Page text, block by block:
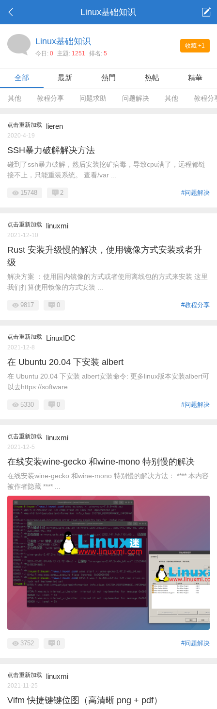
Linux基础知识
收藏 +1
Linux基础知识
今日: 0 主題: 1251 排名: 5
全部 最新 熱門 热帖 精華
其他 教程分享 问题求助 问题解决 其他 教程分
点击重新加载 lieren
2020-4-19
SSH暴力破解解决方法
碰到了ssh暴力破解，然后安装挖矿病毒，导致cpu满了，远程都链
接不上，只能重装系统。 查看/var ...
#问题解决
15748 2
点击重新加载 linuxmi
2021-12-10
Rust 安装升级慢的解决，使用镜像方式安装或者升
级
解决方案 ：使用国内镜像的方式或者使用离线包的方式来安装 这里
我们打算使用镜像的方式安装 ...
#教程分享
9817 0
点击重新加载 LinuxIDC
2021-12-8
在 Ubuntu 20.04 下安装 albert
在 Ubuntu 20.04 下安装 albert安装命令: 更多linux版本安装albert可
以去https://software ...
#问题解决
5330 0
点击重新加载 linuxmi
2021-12-5
在线安装wine-gecko 和wine-mono 特别慢的解决
在线安装wine-gecko 和wine-mono 特别慢的解决方法： **** 本内容
被作者隐藏 **** ...
#问题解决
3752 0
点击重新加载 linuxmi
2021-11-25
Vifm 快捷键键位图（高清晰 png + pdf）